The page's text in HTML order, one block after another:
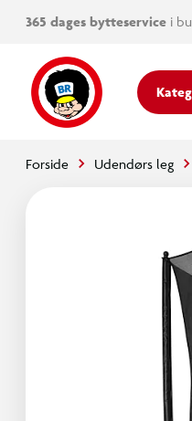
365 dages bytteservice i
Forside Udendørs leg